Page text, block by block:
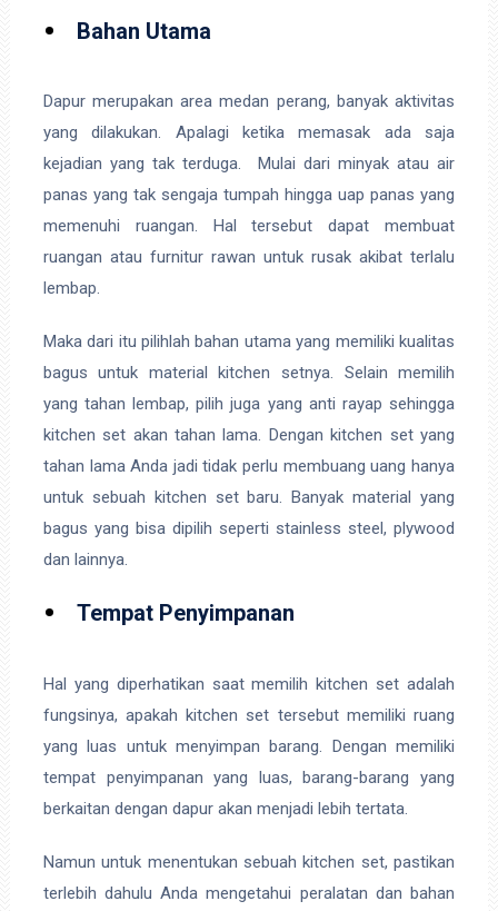
Bahan Utama
Dapur merupakan area medan perang, banyak aktivitas
yang dilakukan. Apalagi ketika memasak ada saja
kejadian yang tak terduga. Mulai dari minyak atau air
panas yang tak sengaja tumpah hingga uap panas yang
memenuhi ruangan. Hal tersebut dapat membuat
ruangan atau furnitur rawan untuk rusak akibat terlalu
lembap.
Maka dari itu pilihlah bahan utama yang memiliki kualitas
bagus untuk material kitchen setnya. Selain memilih
yang tahan lembap, pilih juga yang anti rayap sehingga
kitchen set akan tahan lama. Dengan kitchen set yang
tahan lama Anda jadi tidak perlu membuang uang hanya
untuk sebuah kitchen set baru. Banyak material yang
bagus yang bisa dipilih seperti stainless steel, plywood
dan lainnya.
Tempat Penyimpanan
Hal yang diperhatikan saat memilih kitchen set adalah
fungsinya, apakah kitchen set tersebut memiliki ruang
yang luas untuk menyimpan barang. Dengan memiliki
tempat penyimpanan yang luas, barang-barang yang
berkaitan dengan dapur akan menjadi lebih tertata.
Namun untuk menentukan sebuah kitchen set, pastikan
terlebih dahulu Anda mengetahui peralatan dan bahan